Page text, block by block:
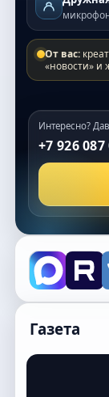
От вас:
«новости» и
Интересно?
+7 926 087
Газета